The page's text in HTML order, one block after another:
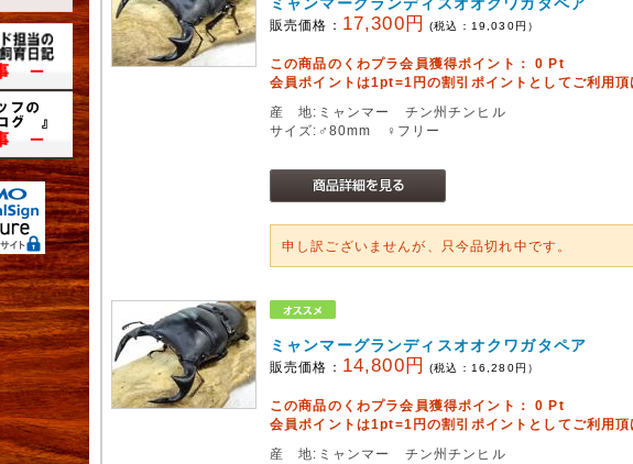
販売価格： 17,300円 (税込： 19,030円）
この商品のくわプラ会員獲得ポイント：0 Pt
会員ポイントは1pt=1円の割引ポイントとしてご利用頂
産 地:ミャンマー チン州チンヒル
サイズ:♂80mm ♀フリー
申し訳ございませんが、只今品切れ中です。
ミャンマーグランディスオオクワガタペア
販売価格： 14,800円 (税込： 16,280円）
この商品のくわプラ会員獲得ポイント：0 Pt
会員ポイントは1pt=1円の割引ポイントとしてご利用頂
産 地:ミャンマー チン州チンヒル